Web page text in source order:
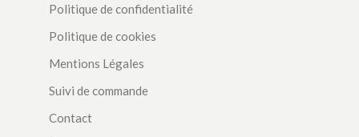
Politique de confidentialité
Politique de cookies
Mentions Légales
Suivi de commande
Contact